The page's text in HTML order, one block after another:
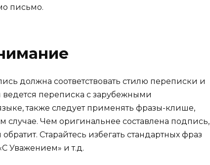
письмо.
должна соответствовать стилю переписки и
переписка с зарубежными
также следует применять фразы-клише,
Чем оригинальнее составлена подпись,
Старайтесь избегать стандартных фраз
Уважением» и т.д.